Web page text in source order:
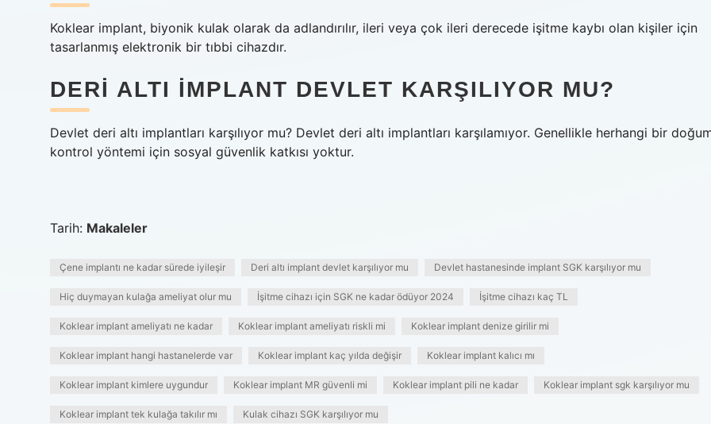
Koklear implant, biyonik kulak olarak da adlandırılır, ileri veya çok ileri derecede işitme kaybı olan kişiler için
tasarlanmış elektronik bir tıbbi cihazdır.
DERI ALTI IMPLANT DEVLET KARŞILIYOR MU?
Devlet deri altı implantları karşılıyor mu? Devlet deri altı implantları karşılamıyor. Genellikle herhangi bir
kontrol yöntemi için sosyal güvenlik katkısı yoktur.
Tarih: Makaleler
Çene implantı ne kadar sürede iyileşir Deri altı implant devlet karşılıyor mu Devlet hastanesinde implant SGK karşılıyor mu
Hiç duymayan kulağa ameliyat olur mu İşitme cihazı için SGK ne kadar ödüyor 2024 İşitme cihazı kaç TL
Koklear implant ameliyatı ne kadar Koklear implant ameliyatı riskli mi Koklear implant denize girilir mi
Koklear implant hangi hastanelerde var Koklear implant kaç yılda değişir Koklear implant kalıcı mı
Koklear implant kimlere uygundur Koklear implant MR güvenli mi Koklear implant pili ne kadar Koklear implant sgk karşılıyor mu
Koklear implant tek kulağa takılır mı Kulak cihazı SGK karşılıyor mu